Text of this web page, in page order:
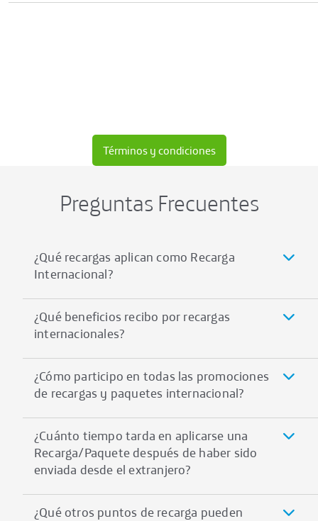
Términos y condiciones
Preguntas Frecuentes
¿Qué recargas aplican como Recarga
Internacional?
¿Qué beneficios recibo por recargas
internacionales?
¿Cómo participo en todas las promociones
de recargas y paquetes internacional?
¿Cuánto tiempo tarda en aplicarse una
Recarga/Paquete después de haber sido
enviada desde el extranjero?
¿Qué otros puntos de recarga pueden